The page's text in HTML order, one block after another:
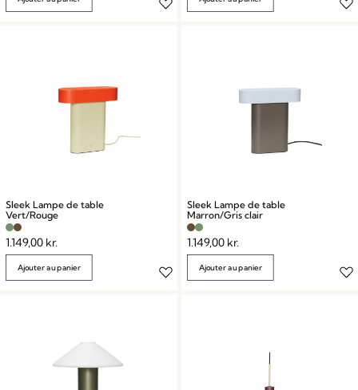
Sleek Lampe de table
Vert/Rouge
1.149,00 kr.
Ajouter au panier
Sleek Lampe de table
Marron/Gris clair
1.149,00 kr.
Ajouter au panier